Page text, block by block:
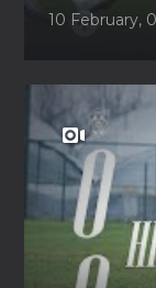
10 February,